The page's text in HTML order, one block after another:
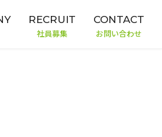
RECRUIT
社員募集
CONTACT
お問い合わせ